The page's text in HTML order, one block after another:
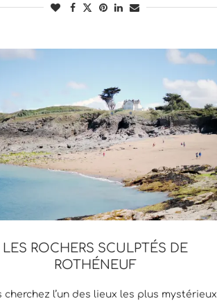
LES ROCHERS SCULPTÉS DE
ROTHÉNEUF
cherchez l’un des lieux les plus mystérieux